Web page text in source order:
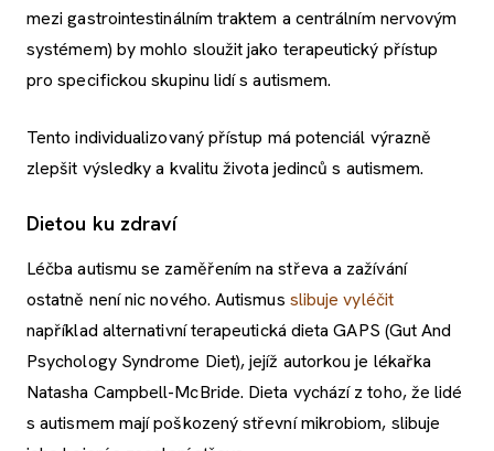
mezi gastrointestinálním traktem a centrálním nervovým
systémem) by mohlo sloužit jako terapeutický přístup
pro specifickou skupinu lidí s autismem.
Tento individualizovaný přístup má potenciál výrazně
zlepšit výsledky a kvalitu života jedinců s autismem.
Dietou ku zdraví
Léčba autismu se zaměřením na střeva a zažívání
ostatně není nic nového. Autismus slibuje vyléčit
například alternativní terapeutická dieta GAPS (Gut And
Psychology Syndrome Diet), jejíž autorkou je lékařka
Natasha Campbell-McBride. Dieta vychází z toho, že lidé
s autismem mají poškozený střevní mikrobiom, slibuje